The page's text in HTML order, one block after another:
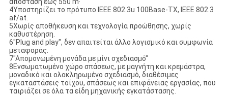
απόσταση έως 550 m·
4Υποστηρίζει το πρότυπο IEEE 802.3u 100Base-TX, IEEE 802.3
af/at.
5Χωρίς αποθήκευση και τεχνολογία προώθησης, χωρίς
καθυστέρηση.
6"Plug and play", δεν απαιτείται άλλο λογισμικό και συμφωνία
μεταφοράς.
7"Απομονωμένη μονάδα με μίνι σχεδιασμό"
8Ενσωματωμένο χώρο σπάσεως, με μαγνήτη και κρεμάστρα,
μοναδικό και ολοκληρωμένο σχεδιασμό, διαθέσιμες
εγκαταστάσεις τοίχου, σπάσεως και επιφάνειας εργασίας, που
ταιριάζει σε όλα τα είδη μηχανικής εγκατάστασης.